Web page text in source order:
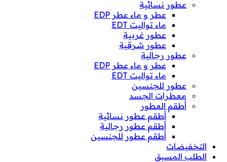
عطور نسائية
عطر و ماء عطر EDP
ماء تواليت EDT
عطور غربية
عطور شرقية
عطور رجالية
عطر و ماء عطر EDP
ماء تواليت EDT
عطور للجنسين
معطرات الجسد
أطقم العطور
أطقم عطور نسائية
أطقم عطور رجالية
أطقم عطور للجنسين
التخفيضات
الطلب المسبق